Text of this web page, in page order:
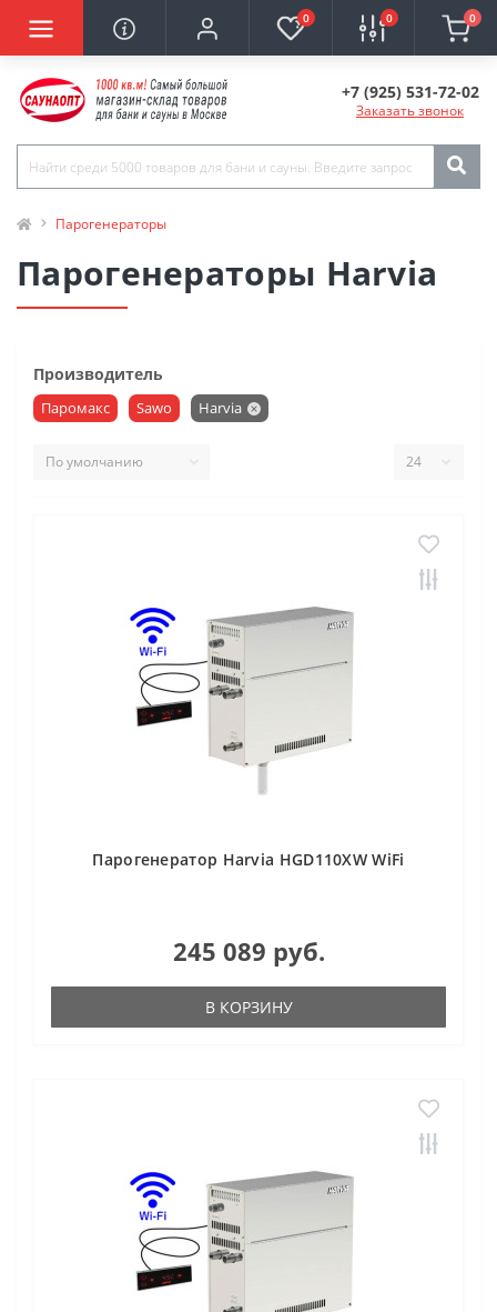
0 0 0
+7 (925) 531-72-02
Заказать звонок
Парогенераторы
Парогенераторы Harvia
Производитель
Паромакс Sawo Harvia
Парогенератор Harvia HGD110XW WiFi
245 089 руб.
В КОРЗИНУ